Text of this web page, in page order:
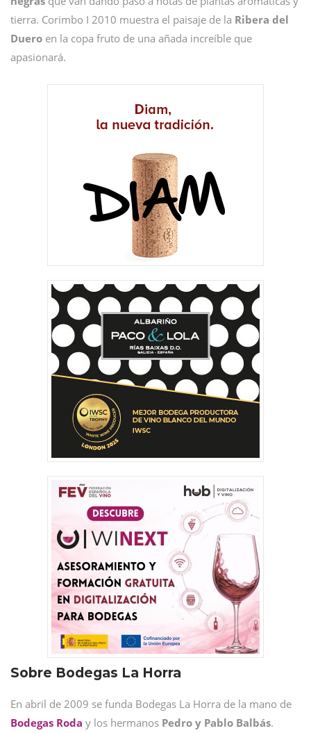
tierra. Corimbo I 2010 muestra el paisaje de la Ribera del
Duero en la copa fruto de una añada increíble que
apasionará.
Sobre Bodegas La Horra
En abril de 2009 se funda Bodegas La Horra de la mano de
Bodegas Roda y los hermanos Pedro y Pablo Balbás.